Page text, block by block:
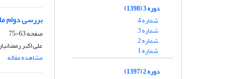
بررسی دوام
صفحه63-75
علی اکبر
مشاهده مقاله
دوره 3 (1398)
شماره 4
شماره 3
شماره 2
شماره 1
دوره 2 (1397)